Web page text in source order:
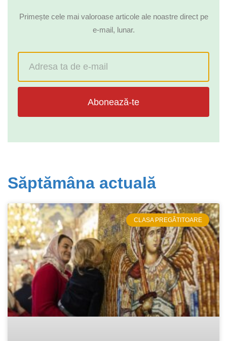
Primește cele mai valoroase articole ale noastre direct pe
e-mail, lunar.
Abonează-te
Săptămâna actuală
CLASA PREGĂTITOARE